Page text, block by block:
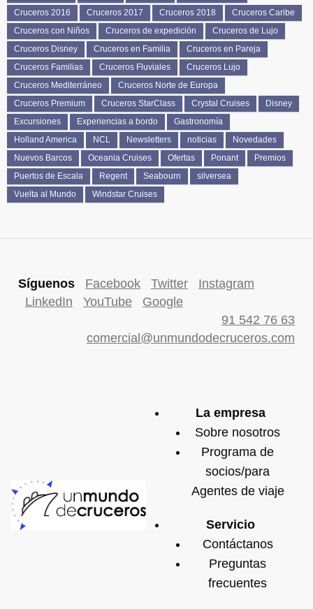
Cruceros 2016
Cruceros 2017 Cruceros 2018
Cruceros Caribe
Cruceros con Niños
Cruceros de expedición
Cruceros de Lujo
Cruceros Disney
Cruceros en Familia
Cruceros en Pareja
Cruceros Familias
Cruceros Fluviales
Cruceros Lujo
Cruceros Mediterráneo
Cruceros Norte de Europa
Cruceros Premium
Cruceros StarClass Crystal Cruises
Disney
Excursiones
Experiencias a bordo
Gastronomía
Holland America
NCL Newsletters noticias
Novedades
Nuevos Barcos
Oceania Cruises Ofertas Ponant
Premios
Puertos de Escala
Regent Seabourn
silversea
Vuelta al Mundo
Windstar Cruises
Síguenos Facebook Twitter
Instagram
LinkedIn
YouTube
Google
91 542 76 63
comercial@unmundodecruceros.com
La empresa
Sobre nosotros
Programa de
socios/para
Agentes de viaje
Servicio
Contáctanos
Preguntas
frecuentes